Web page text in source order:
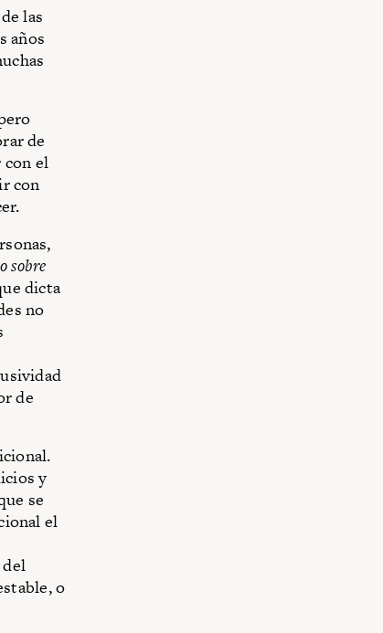
las
años
de
con el
con
sobre
dicta
no
de
y
se
el
o